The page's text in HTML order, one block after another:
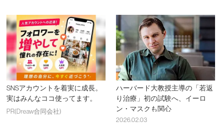
SNSアカウントを着実に成長。
実はみんなココ使ってます。
PR(Dreaw合同会社)
ハーバード大教授主導の「若返
り治療」初の試験へ、イーロ
ン・マスクも関心
2026.02.03